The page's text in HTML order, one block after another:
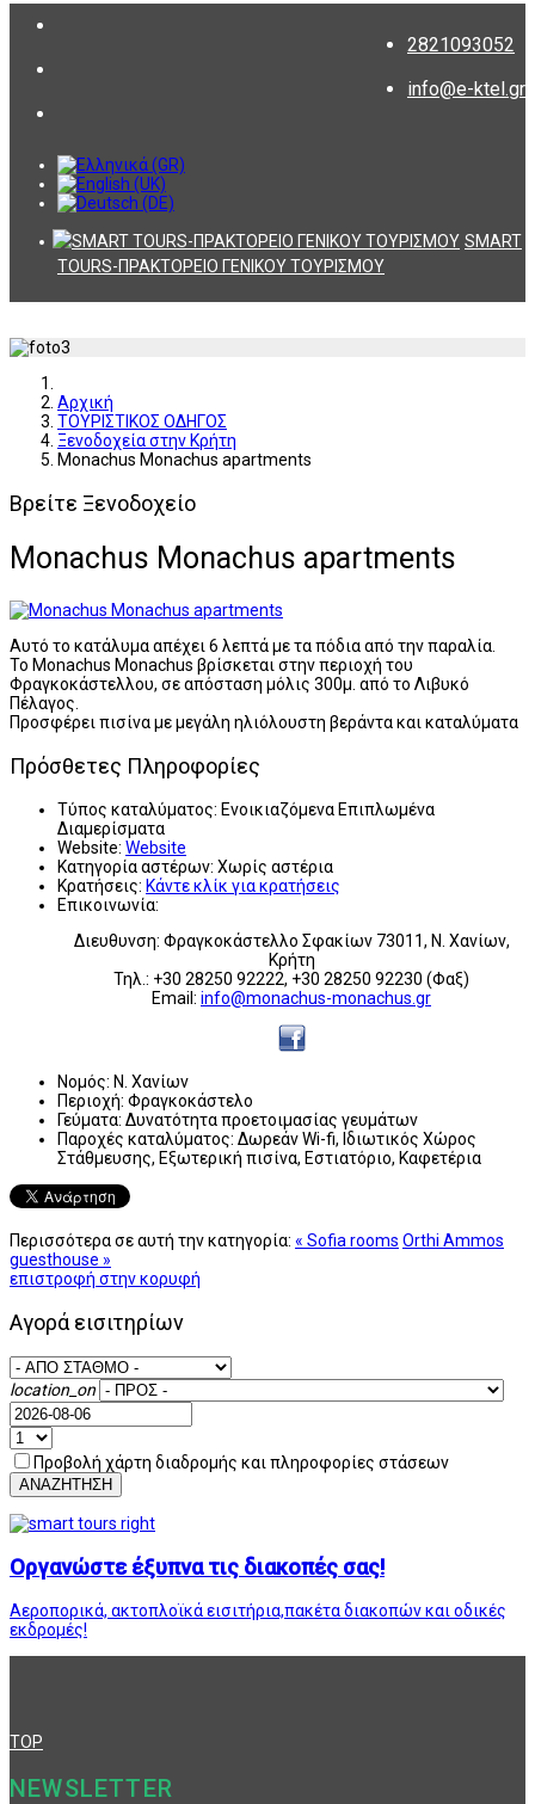
2821093052
info@e-ktel.gr
SMART
TOURS-ΠΡΑΚΤΟΡΕΙΟ ΓΕΝΙΚΟΥ ΤΟΥΡΙΣΜΟΥ
Αρχική
ΤΟΥΡΙΣΤΙΚΟΣ ΟΔΗΓΟΣ
Ξενοδοχεία στην Κρήτη
Monachus Monachus apartments
Βρείτε Ξενοδοχείο
Monachus Monachus apartments
Αυτό το κατάλυμα απέχει 6 λεπτά με τα πόδια από την παραλία.
Το Monachus Monachus βρίσκεται στην περιοχή του
Φραγκοκάστελλου, σε απόσταση μόλις 300μ. από το Λιβυκό
Πέλαγος.
Προσφέρει πισίνα με μεγάλη ηλιόλουστη βεράντα και καταλύματα
Πρόσθετες Πληροφορίες
Τύπος καταλύματος: Ενοικιαζόμενα Επιπλωμένα
Διαμερίσματα
Website: Website
Κατηγορία αστέρων: Χωρίς αστέρια
Κρατήσεις: Κάντε κλίκ για κρατήσεις
Επικοινωνία:
Διευθυνση: Φραγκοκάστελλο Σφακίων 73011, Ν. Χανίων,
Κρήτη
Τηλ.: +30 28250 92222, +30 28250 92230 (Φαξ)
Email: info@monachus-monachus.gr
Νομός: Ν. Χανίων
Περιοχή: Φραγκοκάστελο
Γεύματα: Δυνατότητα προετοιμασίας γευμάτων
Παροχές καταλύματος: Δωρεάν Wi-fi, Ιδιωτικός Χώρος
Στάθμευσης, Εξωτερική πισίνα, Εστιατόριο, Καφετέρια
Περισσότερα σε αυτή την κατηγορία: « Sofia rooms Orthi Ammos
guesthouse »
επιστροφή στην κορυφή
Αγορά εισιτηρίων
location_on
Προβολή χάρτη διαδρομής και πληροφορίες στάσεων
ΑΝΑΖΗΤΗΣΗ
Οργανώστε έξυπνα τις διακοπές σας!
Αεροπορικά, ακτοπλοϊκά εισιτήρια,πακέτα διακοπών και οδικές
εκδρομές!
TOP
NEWSLETTER